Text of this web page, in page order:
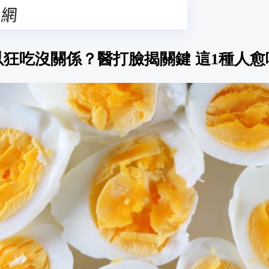
吃沒關係？醫打臉揭關鍵 這1種人